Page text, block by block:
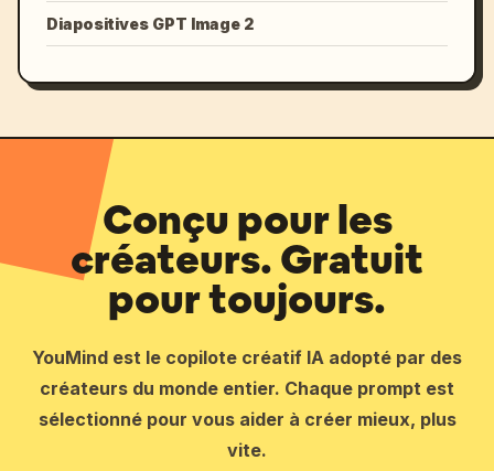
Diapositives GPT Image 2
Conçu pour les
créateurs. Gratuit
pour toujours.
YouMind est le copilote créatif IA adopté par des
créateurs du monde entier. Chaque prompt est
sélectionné pour vous aider à créer mieux, plus
vite.